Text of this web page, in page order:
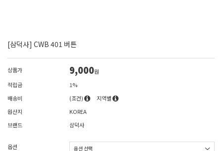
[삼덕사] CWB 401 버튼
상품가 9,000원
적립금
1%
배송비
(조건)
지역별
원산지
KOREA
브랜드
삼덕사
옵션